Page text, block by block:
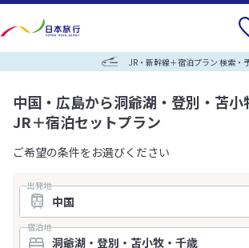
JR・新幹線＋宿泊プラン 検索・
中国・広島から洞爺湖・登別・苫小
JR＋宿泊セットプラン
ご希望の条件をお選びください
出発地
宿泊地